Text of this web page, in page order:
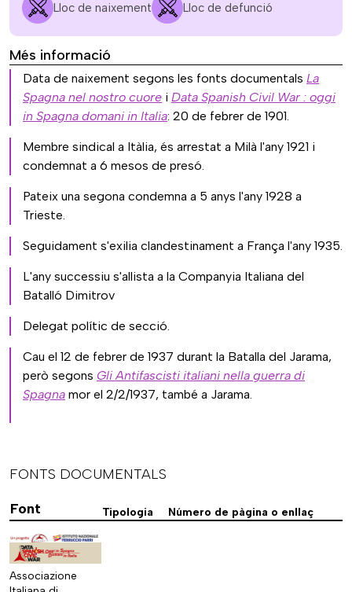
Lloc de naixement Lloc de defunció
Més informació
Data de naixement segons les fonts documentals La
Spagna nel nostro cuore i Data Spanish Civil War : oggi
in Spagna domani in Italia: 20 de febrer de 1901.
Membre sindical a Itàlia, és arrestat a Milà l'any 1921 i
condemnat a 6 mesos de presó.
Pateix una segona condemna a 5 anys l'any 1928 a
Trieste.
Seguidament s'exilia clandestinament a França l'any 1935.
L'any successiu s'allista a la Companyia Italiana del
Batalló Dimitrov
Delegat polític de secció.
Cau el 12 de febrer de 1937 durant la Batalla del Jarama,
però segons Gli Antifascisti italiani nella guerra di
Spagna mor el 2/2/1937, també a Jarama.
FONTS DOCUMENTALS
Font
Tipologia Número de pàgina o enllaç
Associazione